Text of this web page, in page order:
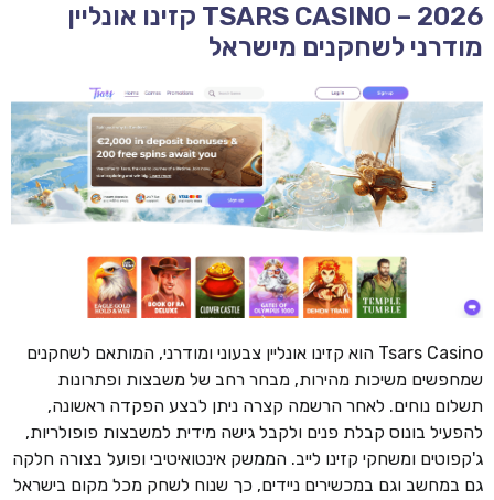
TSARS CASINO – 2026 קזינו אונליין
מודרני לשחקנים מישראל
Tsars Casino הוא קזינו אונליין צבעוני ומודרני, המותאם לשחקנים
שמחפשים משיכות מהירות, מבחר רחב של משבצות ופתרונות
תשלום נוחים. לאחר הרשמה קצרה ניתן לבצע הפקדה ראשונה,
להפעיל בונוס קבלת פנים ולקבל גישה מידית למשבצות פופולריות,
ג'קפוטים ומשחקי קזינו לייב. הממשק אינטואיטיבי ופועל בצורה חלקה
גם במחשב וגם במכשירים ניידים, כך שנוח לשחק מכל מקום בישראל